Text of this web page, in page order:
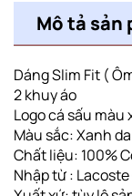
Mô tả sản
Dáng Slim Fit (
2 khuy áo
Logo cá sấu màu
Màu sắc: Xanh
Chất liệu: 100%
Nhập từ :